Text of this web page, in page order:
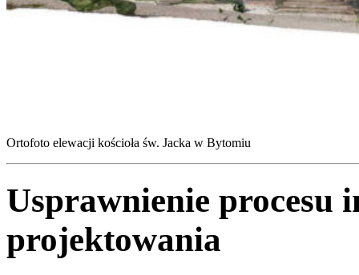
Ortofoto elewacji kościoła św. Jacka w Bytomiu
Usprawnienie procesu
projektowania